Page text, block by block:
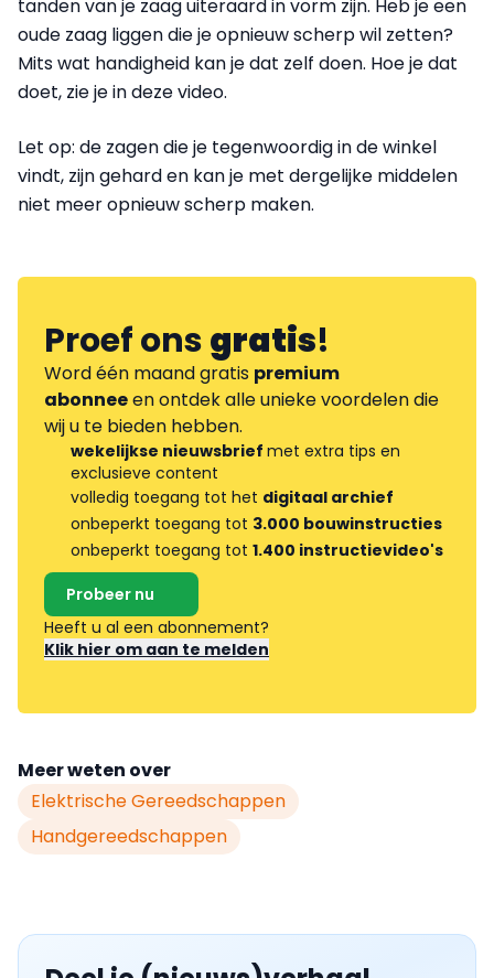
tanden van je zaag uiteraard in vorm zijn. Heb je een
oude zaag liggen die je opnieuw scherp wil zetten?
Mits wat handigheid kan je dat zelf doen. Hoe je dat
doet, zie je in deze video.
Let op: de zagen die je tegenwoordig in de winkel
vindt, zijn gehard en kan je met dergelijke middelen
niet meer opnieuw scherp maken.
Proef onsgratis!
Word één maand gratis premium
abonneeen ontdek alle unieke voordelen die
wij u te bieden hebben.
wekelijkse nieuwsbrief met extra tips en
exclusieve content
volledig toegang tot het digitaal archief
onbeperkt toegang tot 3.000 bouwinstructies
onbeperkt toegang tot 1.400 instructievideo's
Probeer nu
Heeft u al een abonnement?
Klik hier om aan te melden
Meer weten over
Elektrische Gereedschappen
Handgereedschappen